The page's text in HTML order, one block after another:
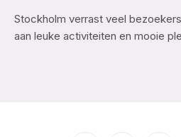
Stockholm verrast veel
aan leuke activiteiten en mooie